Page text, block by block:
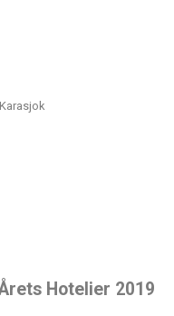
Hotelier 2019